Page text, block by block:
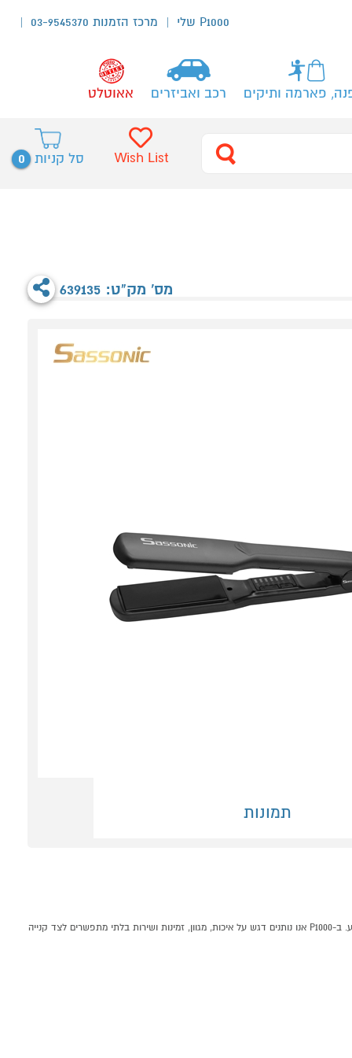
P1000 שלי מרכז הזמנות 03-9545370
פארמה ותיקים רכב ואביזרים אאוטלט
סל קניות 0 Wish List
מס' מק"ט: 639135
תמונות
מחליק שיער רחב Sassonic ESE290 קונים אונליין בקטגוריית עיצוב שיער במחלקת מכשירי טיפוח בP1000 - אתר קניות ישראלי בטוח, משתלם ונוח המציע מוצרים מומלצים במבצע. ב-P1000 אנו נותנים דגש על איכות, מגוון, זמינות ושירות בלתי מתפשרים לצד קנייה